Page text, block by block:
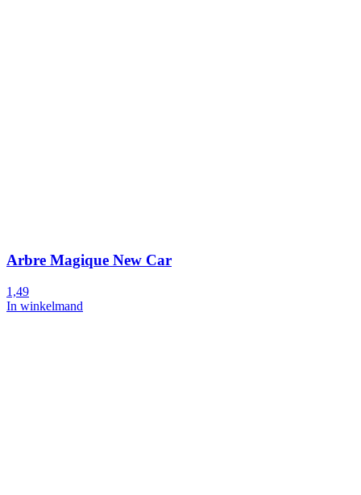
Arbre Magique New Car
1,49
In winkelmand